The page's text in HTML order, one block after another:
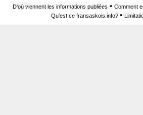
D'où viennent les informations publiées • Comment
Qu'est ce fransaskois.info? •